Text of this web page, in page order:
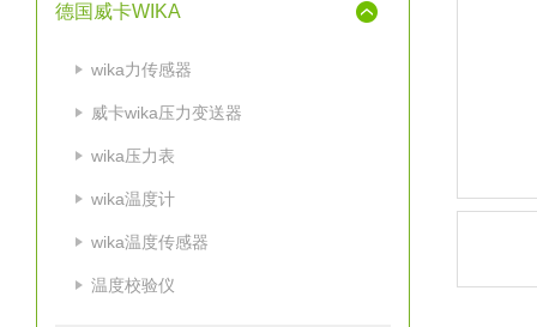
德国威卡WIKA
wika力传感器
威卡wika压力变送器
wika压力表
wika温度计
wika温度传感器
温度校验仪